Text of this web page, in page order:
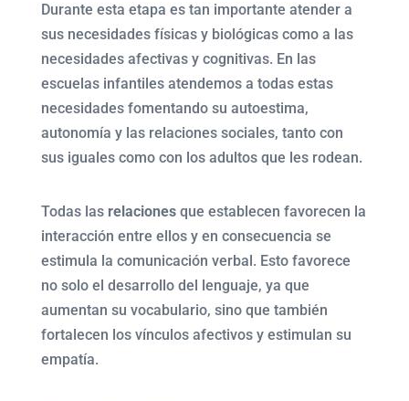
Durante esta etapa es tan importante atender a
sus necesidades físicas y biológicas como a las
necesidades afectivas y cognitivas. En las
escuelas infantiles atendemos a todas estas
necesidades fomentando su autoestima,
autonomía y las relaciones sociales, tanto con
sus iguales como con los adultos que les rodean.
Todas las relacionesque establecen favorecen la
interacción entre ellos y en consecuencia se
estimula la comunicación verbal. Esto favorece
no solo el desarrollo del lenguaje, ya que
aumentan su vocabulario, sino que también
fortalecen los vínculos afectivos y estimulan su
empatía.